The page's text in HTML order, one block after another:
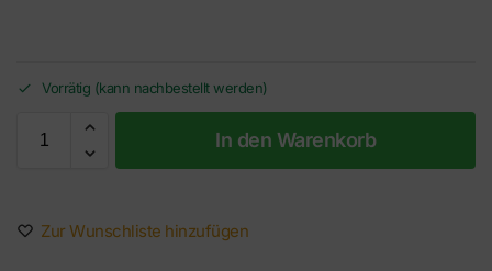
Vorrätig (kann nachbestellt werden)
In den Warenkorb
Zur Wunschliste hinzufügen